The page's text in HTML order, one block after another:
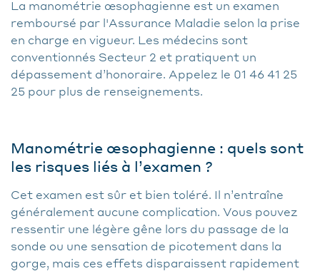
La manométrie œsophagienne est un examen
remboursé par l'Assurance Maladie selon la prise
en charge en vigueur. Les médecins sont
conventionnés Secteur 2 et pratiquent un
dépassement d’honoraire. Appelez le 01 46 41 25
25 pour plus de renseignements.
Manométrie œsophagienne : quels sont
les risques liés à l’examen ?
Cet examen est sûr et bien toléré. Il n’entraîne
généralement aucune complication. Vous pouvez
ressentir une légère gêne lors du passage de la
sonde ou une sensation de picotement dans la
gorge, mais ces effets disparaissent rapidement